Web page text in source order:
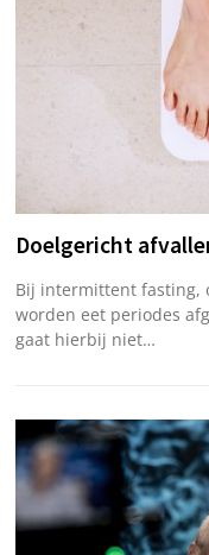
Doelgericht
Bij intermittent fasting,
worden eet periodes
gaat hierbij niet…